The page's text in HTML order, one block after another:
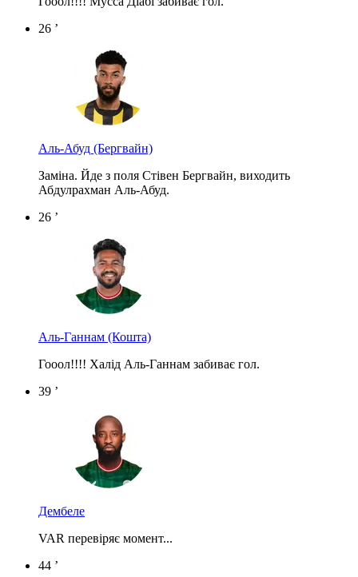
26 ’
Аль-Абуд (Бергвайн)
Заміна. Йде з поля Стівен Бергвайн, виходить
Абдулрахман Аль-Абуд.
26 ’
Аль-Ганнам (Кошта)
Гооол!!!! Халід Аль-Ганнам забиває гол.
39 ’
Дембеле
VAR перевіряє момент...
44 ’